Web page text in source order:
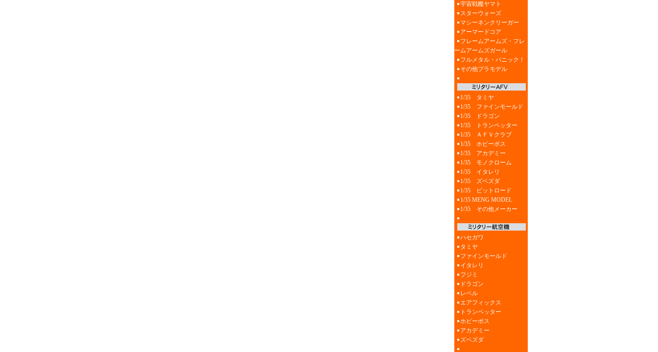
宇宙戦艦ヤマト
スターウォーズ
マシーネンクリーガー
アーマードコア
フレームアームズ・フレ
ームアームズガール
フルメタル・パニック！
その他プラモデル
1/35 タミヤ
1/35 ファインモールド
1/35 ドラゴン
1/35 トランペッター
1/35 ＡＦＶクラブ
1/35 ホビーボス
1/35 アカデミー
1/35 モノクローム
1/35 イタレリ
1/35 ズベズダ
1/35 ピットロード
1/35 MENG MODEL
1/35 その他メーカー
ハセガワ
タミヤ
ファインモールド
イタレリ
フジミ
ドラゴン
レベル
エアフィックス
トランペッター
ホビーボス
アカデミー
ズベズダ